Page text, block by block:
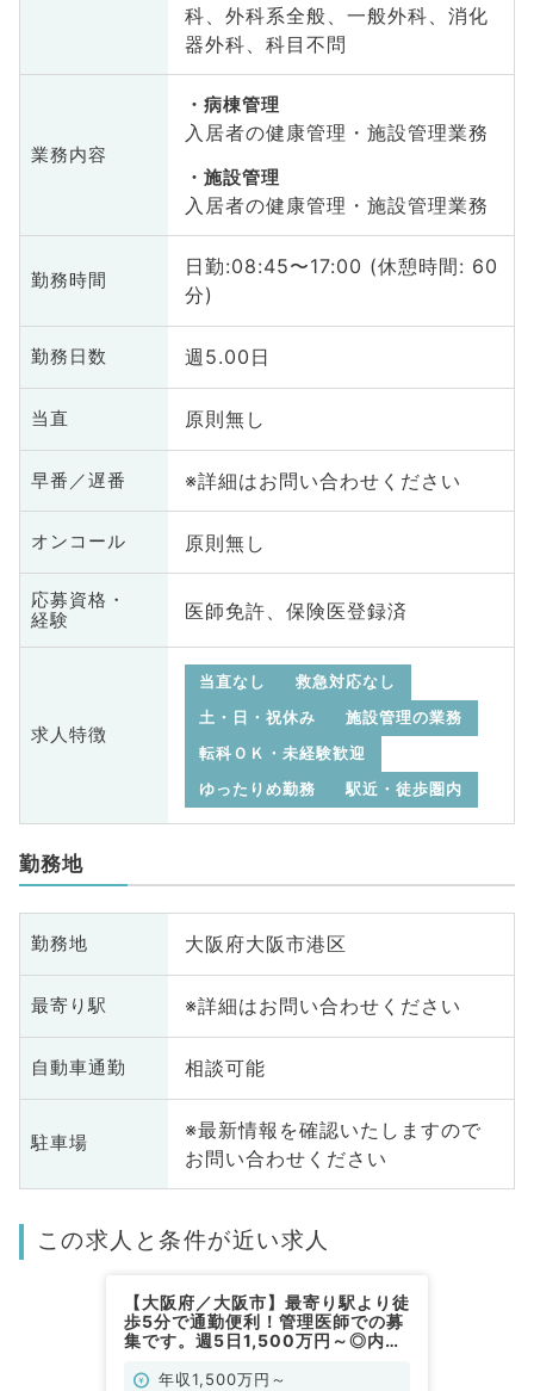
科、外科系全般、一般外科、消化
器外科、科目不問
業務内容
病棟管理
入居者の健康管理・施設管理業務
施設管理
入居者の健康管理・施設管理業務
勤務時間
日勤:08:45〜17:00 (休憩時間: 60
分)
勤務日数 週5.00日
当直 原則無し
早番／遅番 ※詳細はお問い合わせください
オンコール 原則無し
応募資格・
経験
医師免許、保険医登録済
求人特徴
当直なし
救急対応なし
土・日・祝休み
施設管理の業務
転科ＯＫ・未経験歓迎
ゆったりめ勤務
駅近・徒歩圏内
勤務地
勤務地 大阪府大阪市港区
最寄り駅 ※詳細はお問い合わせください
自動車通勤 相談可能
駐車場
※最新情報を確認いたしますので
お問い合わせください
この求人と条件が近い求人
【大阪府／大阪市】最寄り駅より徒
歩5分で通勤便利！管理医師での募
集です。週5日1,500万円～◎内科
科／常勤）
年収1,500万円～